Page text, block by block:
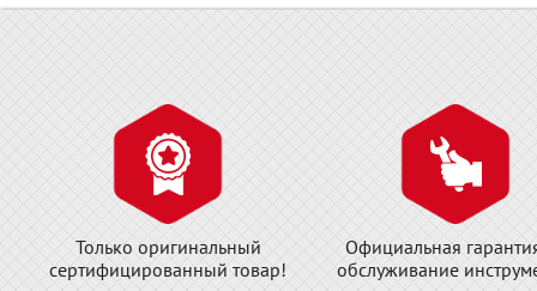
Только оригинальный
сертифицированный товар!
Официальная
обслуживание